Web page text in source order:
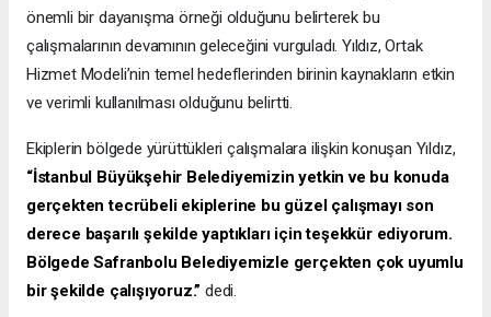
önemli bir dayanışma örneği olduğunu belirterek bu
çalışmalarının devamının geleceğini vurguladı. Yıldız, Ortak
Hizmet Modeli’nin temel hedeflerinden birinin kaynakların etkin
ve verimli kullanılması olduğunu belirtti.
Ekiplerin bölgede yürüttükleri çalışmalara ilişkin konuşan Yıldız,
“İstanbul Büyükşehir Belediyemizin yetkin ve bu konuda
gerçekten tecrübeli ekiplerine bu güzel çalışmayı son
derece başarılı şekilde yaptıkları için teşekkür ediyorum.
Bölgede Safranbolu Belediyemizle gerçekten çok uyumlu
bir şekilde çalışıyoruz.” dedi.